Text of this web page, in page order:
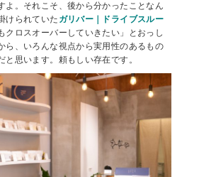
よ。それこそ、後から分かったことなん
けられていた ガリバー｜ドライブスルー
クロスオーバーしていきたい」とおっし
ら、いろんな視点から実用性のあるもの
と思います。頼もしい存在です。